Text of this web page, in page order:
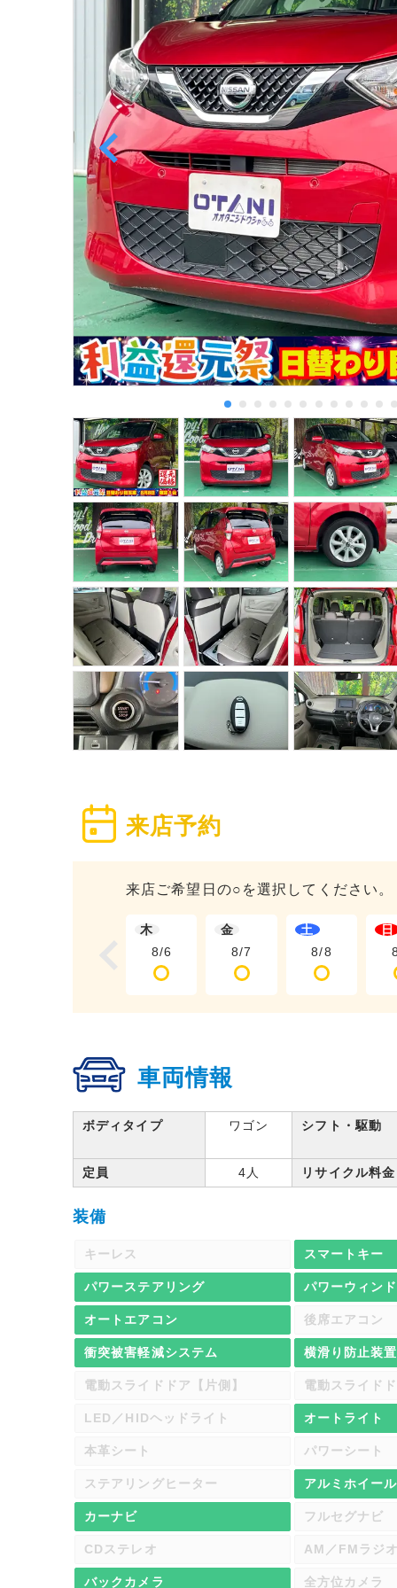
来店予約
来店ご希望日の○を選択してください。
木
8/6
金
8/7
土
8/8
日
車両情報
ボディタイプ ワゴン シフト・駆動
定員 4人 リサイクル料金
装備
キーレス スマートキー
パワーステアリング パワーウィン
オートエアコン 後席エアコン
衝突被害軽減システム 横滑り防止装置
電動スライドドア【片側】 電動スライド
LED／HIDヘッドライト オートライト
本革シート パワーシート
ステアリングヒーター アルミホイール
カーナビ フルセグナビ
CDステレオ AM／FMラジ
バックカメラ 全方位カメラ